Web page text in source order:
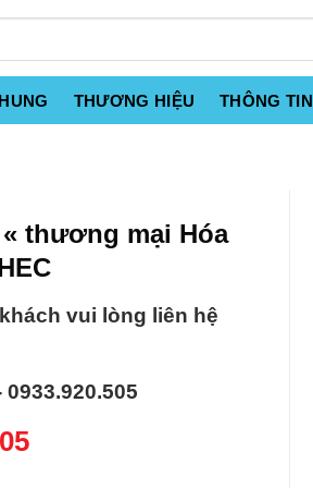
THƯƠNG HIỆU THÔNG TIN
thương mại Hóa
vui lòng liên hệ